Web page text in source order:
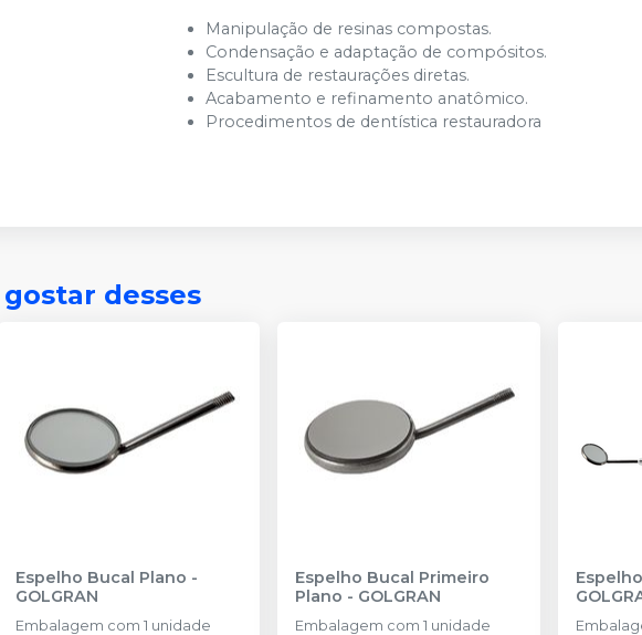
Manipulação de resinas compostas.
Condensação e adaptação de compósitos.
Escultura de restaurações diretas.
Acabamento e refinamento anatômico.
Procedimentos de dentística restauradora
desses
Espelho Bucal Plano -
GOLGRAN
Embalagem com 1 unidade
Espelho Bucal Primeiro
Plano - GOLGRAN
Embalagem com 1 unidade